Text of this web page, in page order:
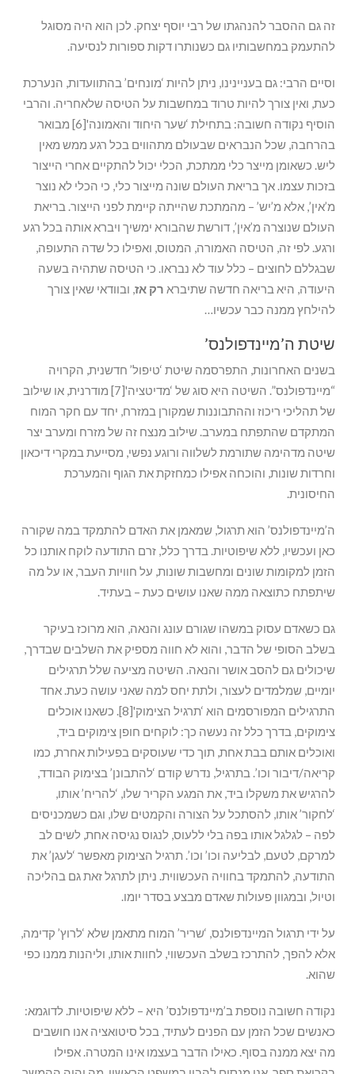
זה גם ההסבר להנהגתו של רבי יוסף יצחק. לכן הוא היה מסוגל
להתעמק במחשבותיו גם כשנותרו דקות ספורות לנסיעה.
וסיים הרבי: גם בעניינינו, ניתן להיות ‘מונחים’ בהתוועדות, הנערכת
כעת, ואין צורך להיות טרוד במחשבות על הטיסה שלאחריה. והרבי
הוסיף נקודה חשובה: בתחילת ‘שער היחוד והאמונה'[6] מבואר
בהרחבה, שכל הנבראים שבעולם מתהווים בכל רגע ממש מאין
ליש. כשאומן מייצר כלי ממתכת, הכלי יכול להתקיים אחרי הייצור
בזכות עצמו. אך בריאת העולם שונה מייצור כלי, כי הכלי לא נוצר
מ’אין’, אלא מ’יש’ – מהמתכת שהייתה קיימת לפני הייצור. בריאת
העולם שנוצרה מ’אין’, דורשת שהבורא ימשיך ויברא אותה בכל רגע
ורגע. לפי זה, הטיסה האמורה, המטוס, ואפילו כל שדה התעופה,
שבגללם לחוצים – כלל עוד לא נבראו. כי הטיסה שתהיה בשעה
היעודה, היא בריאה חדשה שתיברא רק אז, ובוודאי שאין צורך
להילחץ ממנה כבר עכשיו…
שיטת ה’מיינדפולנס’
בשנים האחרונות, התפרסמה שיטת ‘טיפול’ חדשנית, הקרויה
“מיינדפולנס”. השיטה היא סוג של ‘מדיטציה'[7] מודרנית, או שילוב
של תהליכי ריכוז וההתבוננות שמקורן במזרח, יחד עם חקר המוח
המתקדם שהתפתח במערב. שילוב מנצח זה של מזרח ומערב יצר
שיטה מדהימה שתורמת לשלווה ורוגע נפשי, מסייעת במקרי דיכאון
וחרדות שונות, והוכחה אפילו כמחזקת את הגוף והמערכת
החיסונית.
ה’מיינדפולנס’ הוא תרגול, שמאמן את האדם להתמקד במה שקורה
כאן ועכשיו, ללא שיפוטיות. בדרך כלל, זרם התודעה לוקח אותנו כל
הזמן למקומות שונים ומחשבות שונות, על חוויות העבר, או על מה
שיתפתח כתוצאה ממה שאנו עושים כעת – בעתיד.
גם כשאדם עסוק במשהו שגורם עונג והנאה, הוא מרוכז בעיקר
בשלב הסופי של הדבר, והוא לא חווה מספיק את השלבים שבדרך,
שיכולים גם להסב אושר והנאה. השיטה מציעה שלל תרגילים
יומיים, שמלמדים לעצור, ולתת יחס למה שאני עושה כעת. אחד
התרגילים המפורסמים הוא ‘תרגיל הצימוק'[8]. כשאנו אוכלים
צימוקים, בדרך כלל זה נעשה כך: לוקחים חופן צימוקים ביד,
ואוכלים אותם בבת אחת, תוך כדי שעוסקים בפעילות אחרת, כמו
קריאה/דיבור וכו’. בתרגיל, נדרש קודם ‘להתבונן’ בצימוק הבודד,
להרגיש את משקלו ביד, את המגע הקריר שלו, ‘להריח’ אותו,
‘לחקור’ אותו, להסתכל על הצורה והקמטים שלו, וגם כשמכניסים
לפה – לגלגל אותו בפה בלי ללעוס, לנגוס נגיסה אחת, לשים לב
למרקם, לטעם, לבליעה וכו’ וכו’. תרגיל הצימוק מאפשר ‘לעגן’ את
התודעה, להתמקד בחוויה העכשווית. ניתן לתרגל זאת גם בהליכה
וטיול, ובמגוון פעולות שאדם מבצע בסדר יומו.
על ידי תרגול המיינדפולנס, ‘שריר’ המוח מתאמן שלא ‘לרוץ’ קדימה,
אלא להפך, להתרכז בשלב העכשווי, לחוות אותו, וליהנות ממנו כפי
שהוא.
נקודה חשובה נוספת ב’מיינדפולנס’ היא – ללא שיפוטיות. לדוגמא:
כאנשים שכל הזמן עם הפנים לעתיד, בכל סיטואציה אנו חושבים
מה יצא ממנה בסוף. כאילו הדבר בעצמו אינו המטרה. אפילו